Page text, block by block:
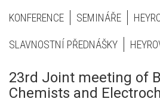
KONFERENCE SEMINÁŘE
SLAVNOSTNÍ PŘEDNÁŠKY
23rd Joint meeting of
Chemists and